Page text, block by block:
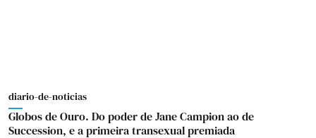
diario-de-noticias
Globos de Ouro. Do poder de Jane Campion ao de
Succession, e a primeira transexual premiada